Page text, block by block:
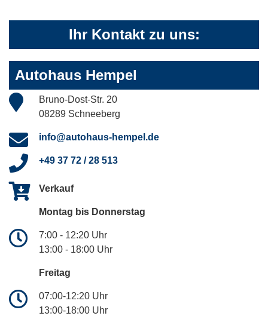
Ihr Kontakt zu uns:
Autohaus Hempel
Bruno-Dost-Str. 20
08289 Schneeberg
info@autohaus-hempel.de
+49 37 72 / 28 513
Verkauf
Montag bis Donnerstag
7:00 - 12:20 Uhr
13:00 - 18:00 Uhr
Freitag
07:00-12:20 Uhr
13:00-18:00 Uhr